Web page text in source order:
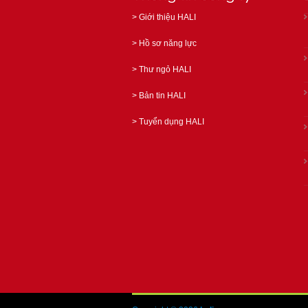
> Giới thiệu HALI
> Hồ sơ năng lực
> Thư ngỏ HALI
> Bản tin HALI
> Tuyển dụng HALI